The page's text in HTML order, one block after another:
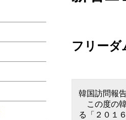
フリー
韓国訪問報
この度の
る「２０１